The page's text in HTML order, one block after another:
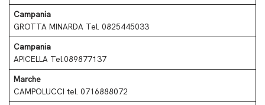
Campania
GROTTA MINARDA Tel. 0825445033
Campania
APICELLA Tel.089877137
Marche
CAMPOLUCCI tel. 0716888072